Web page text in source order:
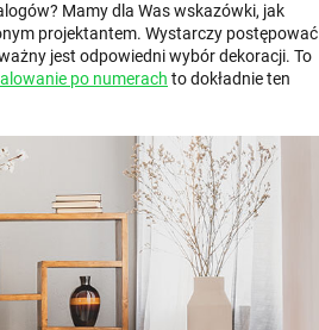
Mamy dla Was wskazówki, jak
projektantem. Wystarczy postępować
jest odpowiedni wybór dekoracji. To
po numerach to dokładnie ten